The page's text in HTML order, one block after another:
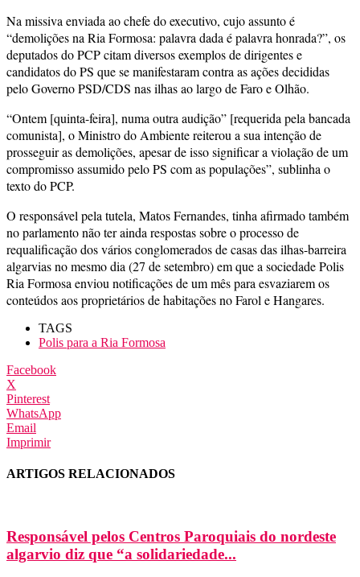
Na missiva enviada ao chefe do executivo, cujo assunto é
“demolições na Ria Formosa: palavra dada é palavra honrada?”, os
deputados do PCP citam diversos exemplos de dirigentes e
candidatos do PS que se manifestaram contra as ações decididas
pelo Governo PSD/CDS nas ilhas ao largo de Faro e Olhão.
“Ontem [quinta-feira], numa outra audição” [requerida pela bancada
comunista], o Ministro do Ambiente reiterou a sua intenção de
prosseguir as demolições, apesar de isso significar a violação de um
compromisso assumido pelo PS com as populações”, sublinha o
texto do PCP.
O responsável pela tutela, Matos Fernandes, tinha afirmado também
no parlamento não ter ainda respostas sobre o processo de
requalificação dos vários conglomerados de casas das ilhas-barreira
algarvias no mesmo dia (27 de setembro) em que a sociedade Polis
Ria Formosa enviou notificações de um mês para esvaziarem os
conteúdos aos proprietários de habitações no Farol e Hangares.
TAGS
Polis para a Ria Formosa
Facebook
X
Pinterest
WhatsApp
Email
Imprimir
ARTIGOS RELACIONADOS
Responsável pelos Centros Paroquiais do nordeste
algarvio diz que “a solidariedade...